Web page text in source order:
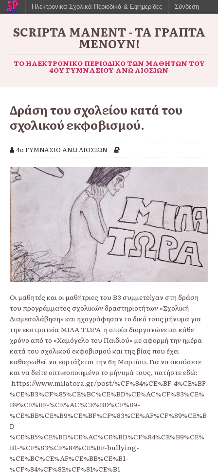
SCRIPTA MANENT - ΤΑ ΓΡΑΠΤΆ
ΜΈΝΟΥΝ!
ΤΟ ΗΛΕΚΤΡΟΝΙΚΌ ΠΕΡΙΟΔΙΚΌ ΤΩΝ ΜΑΘΗΤΏΝ ΤΟΥ
4ΟΥ ΓΥΜΝΑΣΊΟΥ ΆΝΩ ΛΙΟΣΊΩΝ
Δράση του σχολείου κατά του
σχολικού εκφοβισμού.
4ο ΓΥΜΝΑΣΙΟ ΑΝΩ ΛΙΟΣΙΩΝ
Οι μαθητές και οι μαθήτριες του Β3 συμμετείχαν στη δράση
του προγράμματος σχολικών δραστηριοτήτων «Σχολική
Διαμεσολάβηση» και ηχογράφησαν το δικό τους μήνυμα για
την εκστρατεία ΜΙΛΑ ΤΩΡΑ η οποία διοργανώνεται κάθε
χρόνο από το «Χαμόγελο του Παιδιού» με αφορμή την ημέρα
κατά του σχολικού εκφοβισμού και της βίας που έχει
καθιερωθεί να εορτάζεται την 6η Μαρτίου. Για να ακούσετε
και να δείτε οπτικοποιημένο το μήνυμά τους, πατήστε εδώ:
https://www.milatora.gr/post/%CF%84%CE%BF-4%CE%BF-
%CE%B3%CF%85%CE%BC%CE%BD%CE%AC%CF%83%CE%
B9%CE%BF-%CE%AC%CE%BD%CF%89-
%CE%BB%CE%B9%CE%BF%CF%83%CE%AF%CF%89%CE%B
D-
%CE%B5%CE%BD%CE%AC%CE%BD%CF%84%CE%B9%CE%
B1-%CF%83%CF%84%CE%BF-bullying-
%CE%BC%CE%AF%CE%BB%CE%B1-
%CF%84%CF%8E%CF%81%CE%B1
Ηλεκτρονικά Σχολικά Περιοδικά & Εφημερίδες Σύνδεση